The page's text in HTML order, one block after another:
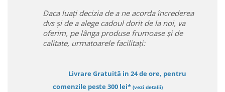
Daca luați decizia de a ne acorda încrederea
dvs și de a alege cadoul dorit de la noi, va
oferim, pe lânga produse frumoase și de
calitate, urmatoarele facilitați:
Livrare Gratuită in 24 de ore, pentru
comenzile peste 300 lei* (vezi detalii)